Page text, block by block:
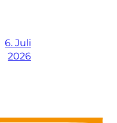
6. Juli
2026